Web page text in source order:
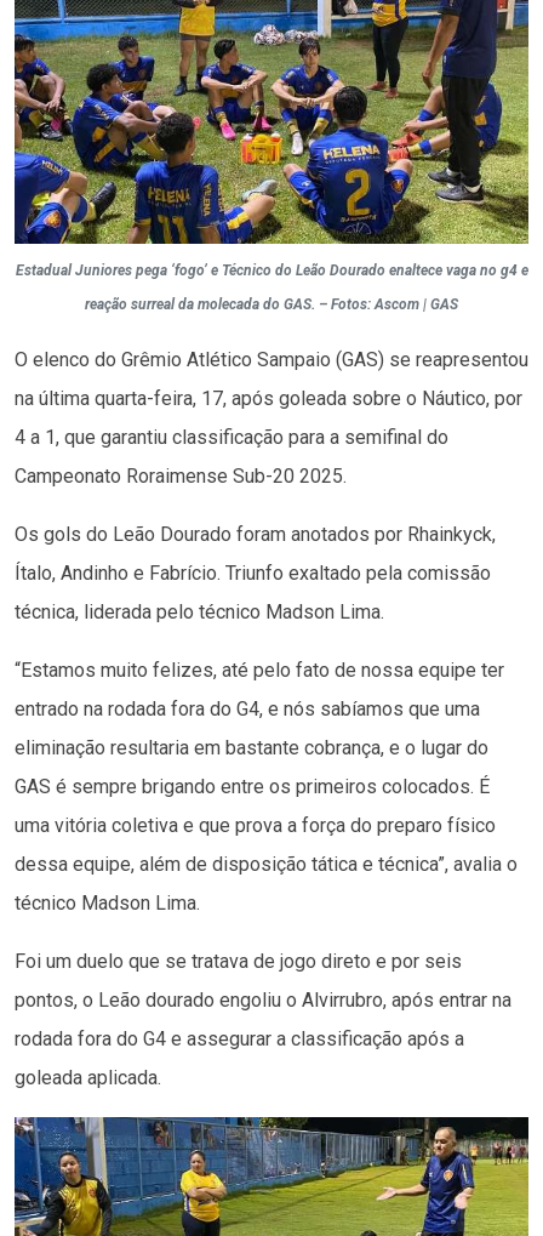
Estadual Juniores pega ‘fogo’ e Técnico do Leão Dourado enaltece vaga no g4 e
reação surreal da molecada do GAS. – Fotos: Ascom | GAS
O elenco do Grêmio Atlético Sampaio (GAS) se reapresentou
na última quarta-feira, 17, após goleada sobre o Náutico, por
4 a 1, que garantiu classificação para a semifinal do
Campeonato Roraimense Sub-20 2025.
Os gols do Leão Dourado foram anotados por Rhainkyck,
Ítalo, Andinho e Fabrício. Triunfo exaltado pela comissão
técnica, liderada pelo técnico Madson Lima.
“Estamos muito felizes, até pelo fato de nossa equipe ter
entrado na rodada fora do G4, e nós sabíamos que uma
eliminação resultaria em bastante cobrança, e o lugar do
GAS é sempre brigando entre os primeiros colocados. É
uma vitória coletiva e que prova a força do preparo físico
dessa equipe, além de disposição tática e técnica”, avalia o
técnico Madson Lima.
Foi um duelo que se tratava de jogo direto e por seis
pontos, o Leão dourado engoliu o Alvirrubro, após entrar na
rodada fora do G4 e assegurar a classificação após a
goleada aplicada.